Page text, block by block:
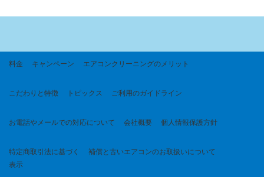
料金 キャンペーン エアコンクリーニングのメリット
こだわりと特徴 トピックス ご利用のガイドライン
お電話やメールでの対応について 会社概要 個人情報保護方針
特定商取引法に基づく
表示
補償と古いエアコンのお取扱いについて